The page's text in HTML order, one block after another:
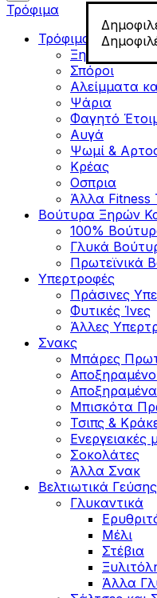
Τρόφιμα
Τρόφιμα για
Ξηροί Καρποί
Σπόροι
Αλείμματα
Ψάρια
Φαγητό
Αυγά
Ψωμί &
Κρέας
Οσπρια
Άλλα Fitness
Βούτυρα Ξηρών
100%
Γλυκά
Πρωτεϊνικά
Υπερτροφές
Πράσινες
Φυτικές Ίνες
Άλλες
Σνακς
Μπάρες
Μπισκότα
Τσιπς &
Ενεργειακές
Σοκολάτες
Άλλα Σνακ
Βελτιωτικά
Γλυκαντικά
Μέλι
Στέβια
Άλλα